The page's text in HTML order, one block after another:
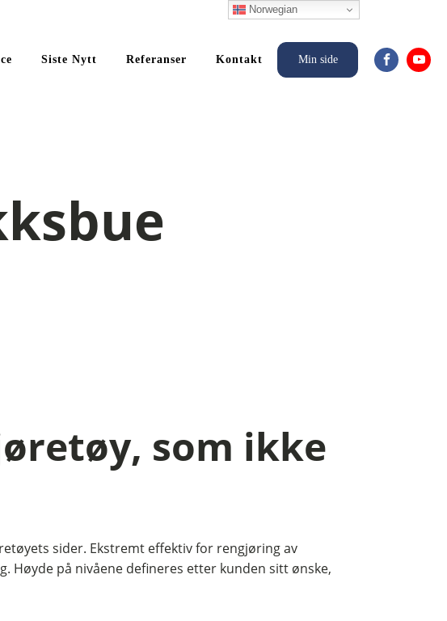
Siste Nytt Referanser Kontakt Min side
som ikke
sider. Ekstremt effektiv for rengjøring av
Høyde på nivåene defineres etter kunden sitt ønske,
Norwegian